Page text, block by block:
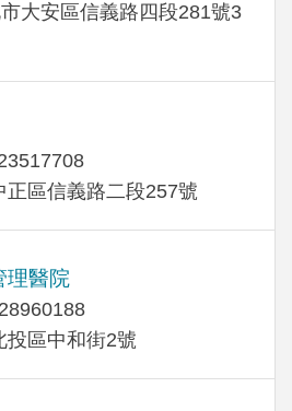
大安區信義路四段281號3
正區信義路二段257號
理醫院
投區中和街2號